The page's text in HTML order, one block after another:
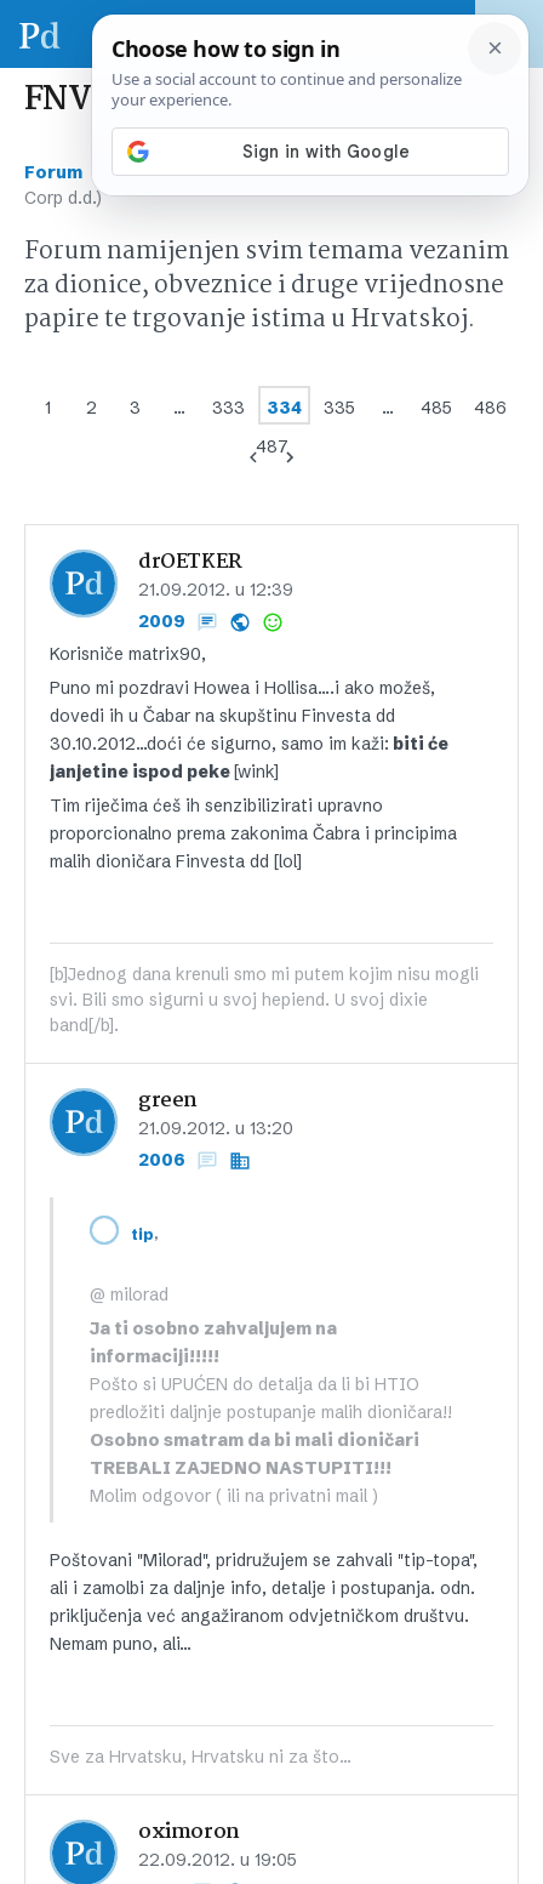
FNVC (Finvest Corp d.d.)
Forum Tržište kapitala Hrvatska ›
FNVC (Finvest
Corp d.d.)
Forum namijenjen svim temama vezanim
za dionice, obveznice i druge vrijednosne
papire te trgovanje istima u Hrvatskoj.
1 2 3 … 333 334 335 … 485
486
487
drOETKER
21.09.2012. u 12:39
2009
Korisniče matrix90,
Puno mi pozdravi Howea i Hollisa….i ako možeš,
dovedi ih u Čabar na skupštinu Finvesta dd
30.10.2012…doći će sigurno, samo im kaži: biti će
janjetine ispod peke[wink]
Tim riječima ćeš ih senzibilizirati upravno
proporcionalno prema zakonima Čabra i principima
malih dioničara Finvesta dd [lol]
[b]Jednog dana krenuli smo mi putem kojim nisu mogli
svi. Bili smo sigurni u svoj hepiend. U svoj dixie
band[/b].
green
21.09.2012. u 13:20
2006
tip,
@ milorad
Ja ti osobno zahvaljujem na
informaciji!!!!!
Pošto si UPUĆEN do detalja da li bi HTIO
predložiti daljnje postupanje malih dioničara!!
Osobno smatram da bi mali dioničari
TREBALI ZAJEDNO NASTUPITI!!!
Molim odgovor ( ili na privatni mail )
Poštovani "Milorad", pridružujem se zahvali "tip-topa",
ali i zamolbi za daljnje info, detalje i postupanja. odn.
priključenja već angažiranom odvjetničkom društvu.
Nemam puno, ali…
Sve za Hrvatsku, Hrvatsku ni za što...
oximoron
22.09.2012. u 19:05